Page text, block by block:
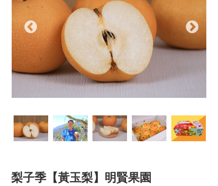
梨子季【黃玉梨】明賢果園